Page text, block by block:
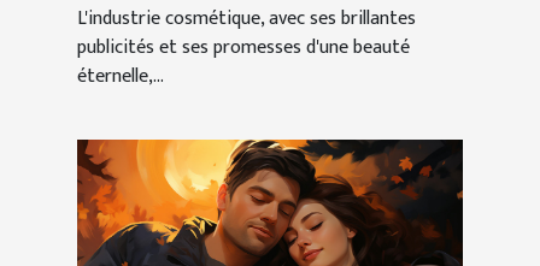
L'industrie cosmétique, avec ses brillantes
publicités et ses promesses d'une beauté
éternelle,...